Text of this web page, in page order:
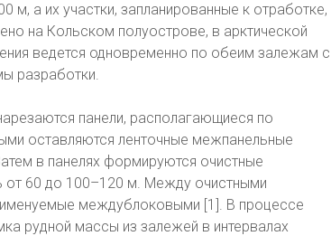
м, а их участки, запланированные к отработке,
на Кольском полуострове, в арктической
ведется одновременно по обеим залежам с
разработки.
панели, располагающиеся по
оставляются ленточные межпанельные
в панелях формируются очистные
от 60 до 100–120 м. Между очистными
междублоковыми [1]. В процессе
рудной массы из залежей в интервалах